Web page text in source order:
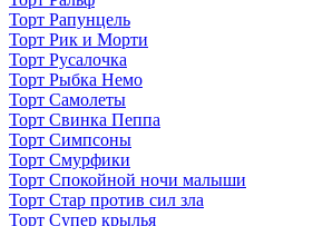
Торт Рапунцель
Торт Рик и Морти
Торт Русалочка
Торт Рыбка Немо
Торт Самолеты
Торт Свинка Пеппа
Торт Симпсоны
Торт Смурфики
Торт Спокойной ночи малыши
Торт Стар против сил зла
Торт Супер крылья